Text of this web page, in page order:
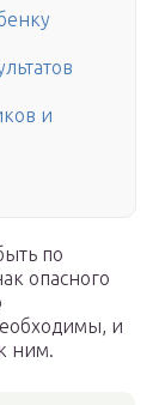
и
по
опасного
и
ним.